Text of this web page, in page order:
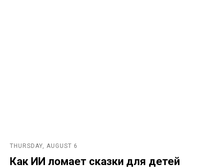
THURSDAY, AUGUST 6
Как ИИ ломает сказки для детей